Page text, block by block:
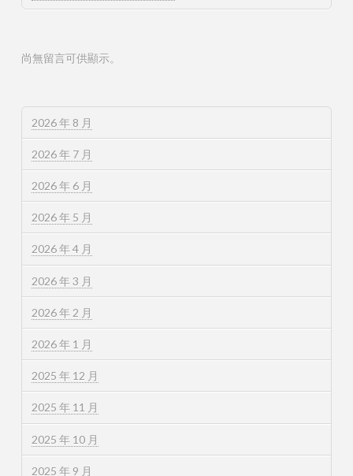
尚無留言可供顯示。
2026 年 8 月
2026 年 7 月
2026 年 6 月
2026 年 5 月
2026 年 4 月
2026 年 3 月
2026 年 2 月
2026 年 1 月
2025 年 12 月
2025 年 11 月
2025 年 10 月
2025 年 9 月